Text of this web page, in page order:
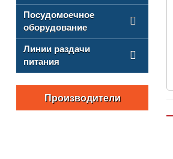
Посудомоечное
оборудование
Линии раздачи
питания
Производители